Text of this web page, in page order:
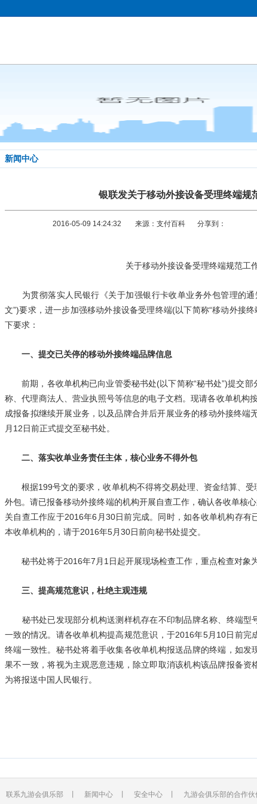
新闻中心
银联发关于移动外接设备受理终端规
2016-05-09 14:24:32 来源：支付百科 分享到：
关于移动外接设备受理终端规范工
为贯彻落实人民银行《关于加强银行卡收单业务外包管理的通
文”)要求，进一步加强移动外接设备受理终端(以下简称“移动外接
下要求：
一、提交已关停的移动外接终端品牌信息
前期，各收单机构已向业管委秘书处(以下简称“秘书处”)提交部
称、代理商法人、营业执照号等信息的电子文档。现请各收单机构
成报备拟继续开展业务，以及品牌合并后开展业务的移动外接终端
月12日前正式提交至秘书处。
二、落实收单业务责任主体，核心业务不得外包
根据199号文的要求，收单机构不得将交易处理、资金结算、受
外包。请已报备移动外接终端的机构开展自查工作，确认各收单核
关自查工作应于2016年6月30日前完成。同时，如各收单机构存
本收单机构的，请于2016年5月30日前向秘书处提交。
秘书处将于2016年7月1日起开展现场检查工作，重点检查对象为
三、提高规范意识，杜绝主观违规
秘书处已发现部分机构送测样机存在不印制品牌名称、终端型
一致的情况。请各收单机构提高规范意识，于2016年5月10日前完
终端一致性。秘书处将着手收集各收单机构报送品牌的终端，如
果不一致，将视为主观恶意违规，除立即取消该机构该品牌报备
为将报送中国人民银行。
联系九游会俱乐部 新闻中心 安全中心 九游会俱乐部的合作伙